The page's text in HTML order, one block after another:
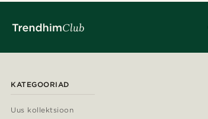
KATEGOORIAD
Uus kollektsioon